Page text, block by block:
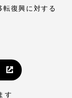
復興に対する
す